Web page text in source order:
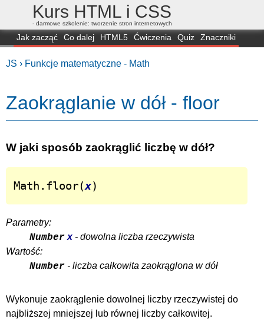
Kurs HTML i CSS
- darmowe szkolenie: tworzenie stron internetowych
Jak zacząć Co dalej HTML5 Ćwiczenia Quiz
Znaczniki
JS › Funkcje matematyczne - Math
Zaokrąglanie w dół - floor
W jaki sposób zaokrąglić liczbę w dół?
Math.floor(x)
Parametry:
Number x- dowolna liczba rzeczywista
Wartość:
Number - liczba całkowita zaokrąglona w dół
Wykonuje zaokrąglenie dowolnej liczby rzeczywistej do
najbliższej mniejszej lub równej liczby całkowitej.